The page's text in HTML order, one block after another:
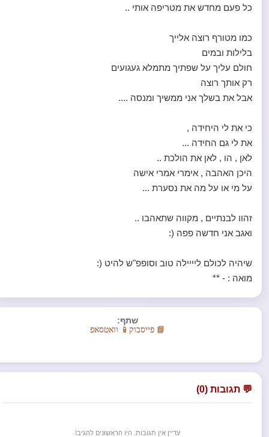
כל פעם מחדש את מטריפה אותי ..
כמו מטורף רוצה אלייך
בלילות ובמים
חולם עליך על שפתיך מתמלא געגועים
רק אותך רוצה
אבל את בשלך אני ממשיך ומנסה ....
כי את לי היחידה ,
את לי גם החידה ...
לאן , הו , לאן את הולכת ..
היכן האהבה , אימרי אמרי אישה
על מי או על מה את נסערת ...
זהוו לבנתיים , מקווה שתאהבו ..
ואגב אני חדשה פפה (:
שיהיה לכולם ליייילה טוב וסופפ"ש להיט (:
מואה : - **
שתף:
📘 פייסבוק 📱 וואטסאפ
💬 תגובות (0)
עדיין אין תגובות. היו הראשונים להגיב!